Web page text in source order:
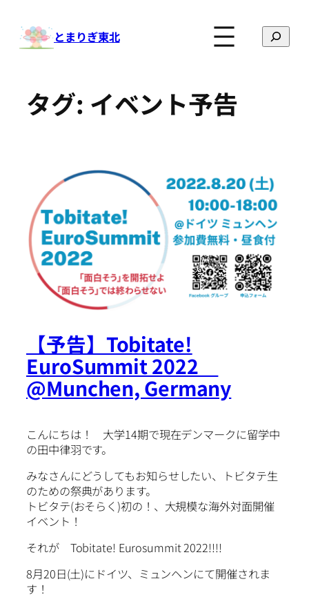
とまりぎ東北
検
索
タグ: イベント予告
【予告】Tobitate!
EuroSummit 2022
@Munchen, Germany
こんにちは！ 大学14期で現在デンマークに留学中
の田中律羽です。
みなさんにどうしてもお知らせしたい、トビタテ生
のための祭典があります。
トビタテ(おそらく)初の！、大規模な海外対面開催
イベント！
それが Tobitate! Eurosummit 2022!!!!
8月20日(土)にドイツ、ミュンヘンにて開催されま
す！